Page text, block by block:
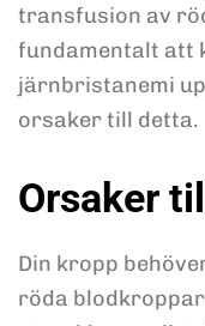
transfusion av
fundamentalt att
järnbristanemi
orsaker till detta.
Orsaker
Din kropp
röda